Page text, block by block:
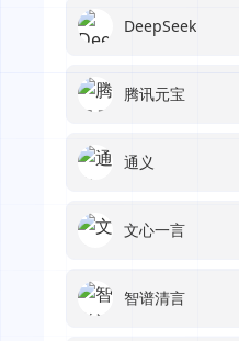
DeepSeek
腾讯元宝
通义
文心一言
智谱清言